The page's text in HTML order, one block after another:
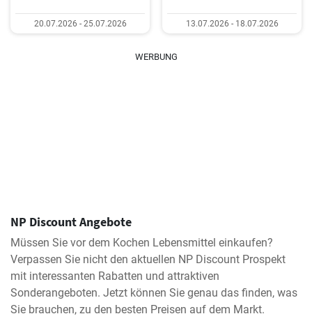
20.07.2026 - 25.07.2026 13.07.2026 - 18.07.2026
WERBUNG
NP Discount Angebote
Müssen Sie vor dem Kochen Lebensmittel einkaufen?
Verpassen Sie nicht den aktuellen NP Discount Prospekt
mit interessanten Rabatten und attraktiven
Sonderangeboten. Jetzt können Sie genau das finden, was
Sie brauchen, zu den besten Preisen auf dem Markt.